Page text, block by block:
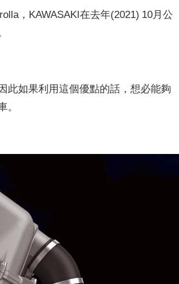
，KAWASAKI在去年(2021) 10月公
此如果利用這個優點的話，想必能夠
。